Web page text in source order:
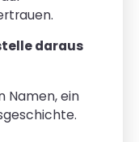
daraus
Namen, ein